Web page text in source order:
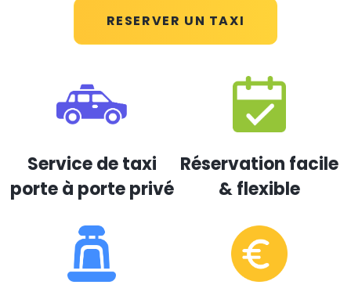
RESERVER UN TAXI
Service de taxi
porte à porte privé
Réservation facile
& flexible